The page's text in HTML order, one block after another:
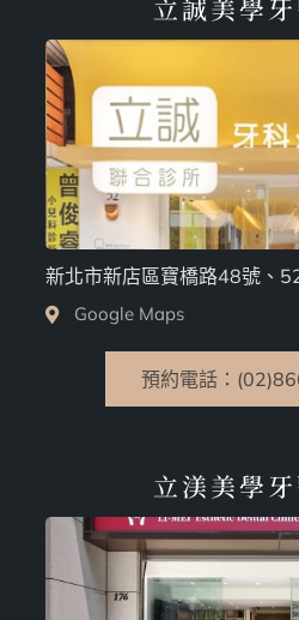
立誠美學
新北市新店區寶橋路48號、
Google Maps
預約電話：
立渼美學